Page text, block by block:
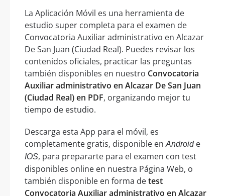
La Aplicación Móvil es una herramienta de
estudio super completa para el examen de
Convocatoria Auxiliar administrativo en Alcazar
De San Juan (Ciudad Real). Puedes revisar los
contenidos oficiales, practicar las preguntas
también disponibles en nuestro Convocatoria
Auxiliar administrativo en Alcazar De San Juan
(Ciudad Real) en PDF, organizando mejor tu
tiempo de estudio.
Descarga esta App para el móvil, es
completamente gratis, disponible enAndroide
IOS, para prepararte para el examen con test
disponibles online en nuestra Página Web, o
también disponible en forma detest
Convocatoria Auxiliar administrativo en Alcazar